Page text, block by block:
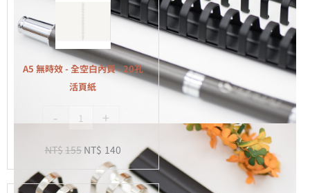
效
-
全
空
內
-
A5 無時效 - 全空白內頁 - 20孔
活頁紙
- +
NT$155 NT$ 140